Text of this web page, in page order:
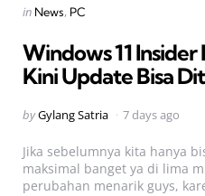
Categories
Posted
in News PC
Windows 11
Kini Update Bisa
Posted
byGylang Satria 7 days ago
Jika sebelumnya kita hanya
maksimal banget ya di lima
perubahan menarik guys,